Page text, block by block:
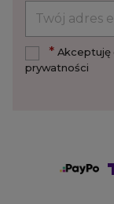
*Akceptuję
prywatności